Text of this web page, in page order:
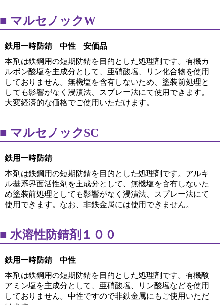
マルセノックW
鉄用一時防錆 中性 安価品
本剤は鉄鋼用の短期防錆を目的とした処理剤です。有機カ
ルボン酸塩を主成分として、亜硝酸塩、リン化合物を使用
しておりません。無機塩を含有しないため、塗装前処理と
しても影響がなく浸漬法、スプレー法にて使用できます。
大変経済的な価格でご使用いただけます。
マルセノックSC
鉄用一時防錆
本剤は鉄鋼用の短期防錆を目的とした処理剤です。アルキ
ル基系界面活性剤を主成分として、無機塩を含有しないた
め塗装前処理としても影響がなく浸漬法、スプレー法にて
使用できます。なお、非鉄金属には使用できません。
水溶性防錆剤１００
鉄用一時防錆 中性
本剤は鉄鋼用の短期防錆を目的とした処理剤です。有機酸
アミン塩を主成分として、亜硝酸塩、リン酸塩などを使用
しておりません。中性ですので非鉄金属にもご使用いただ